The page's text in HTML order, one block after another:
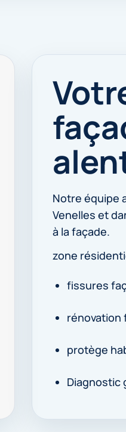
Notre équipe
Venelles et
à la façade.
zone
fissures
rénovation
protège
Diagnostic